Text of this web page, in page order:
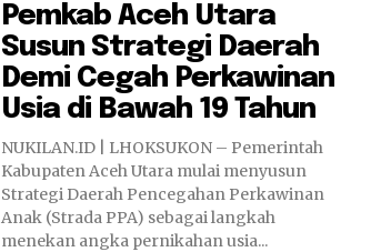
Pemkab Aceh Utara
Susun Strategi Daerah
Demi Cegah Perkawinan
Usia di Bawah 19 Tahun
NUKILAN.ID | LHOKSUKON – Pemerintah
Kabupaten Aceh Utara mulai menyusun
Strategi Daerah Pencegahan Perkawinan
Anak (Strada PPA) sebagai langkah
menekan angka pernikahan usia...